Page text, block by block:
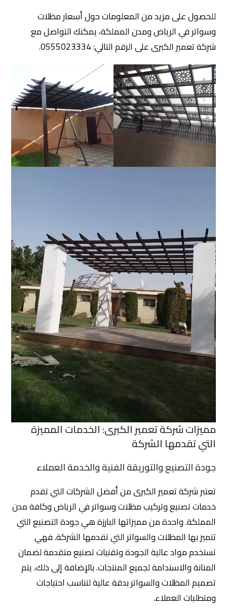
للحصول على مزيد من المعلومات حول أسعار مظلات
وسواتر في الرياض ومدن المملكة، يمكنك التواصل مع
شركة تعمير الكبرى على الرقم التالي: 0555023334.
مميزات شركة تعمير الكبرى: الخدمات المميزة
التي تقدمها الشركة
جودة التصنيع والتوريقة الفنية والخدمة العملاء
تعتبر شركة تعمير الكبرى من أفضل الشركات التي تقدم
خدمات تصنيع وتركيب مظلات وسواتر في الرياض وكافة مدن
المملكة. واحدة من مميزاتها البارزة هي جودة التصنيع التي
تتميز بها المظلات والسواتر التي تقدمها الشركة. فهي
تستخدم مواد عالية الجودة وتقنيات تصنيع متقدمة لضمان
المتانة والاستدامة لجميع المنتجات. بالإضافة إلى ذلك، يتم
تصميم المظلات والسواتر بدقة عالية لتناسب احتياجات
ومتطلبات العملاء.